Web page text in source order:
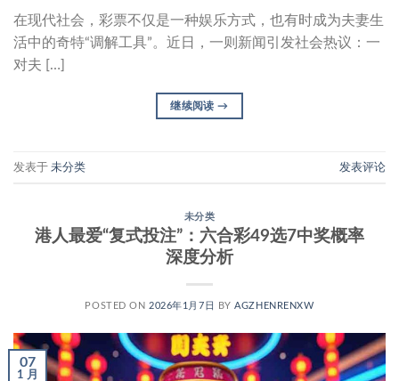
在现代社会，彩票不仅是一种娱乐方式，也有时成为夫妻生
活中的奇特“调解工具”。近日，一则新闻引发社会热议：一
对夫 […]
继续阅读→
发表于 未分类 发表评论
未分类
港人最爱“复式投注”：六合彩49选7中奖概率
深度分析
POSTED ON 2026年1月7日 BYAGZHENRENXW
07
1 月